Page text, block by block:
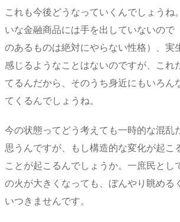
これも今後どうなっていくんでしょうね
いな金融商品には手を出していないの
のあるものは絶対にやらない性格）、実
感じるようなことはないのですが、これ
てるんだから、そのうち身近にもいろん
てくるんでしょうね。
今の状態ってどう考えても一時的な混乱
思うんですが、もし構造的な変化が起こ
ことが起こるんでしょうか。一庶民とし
の火が大きくなっても、ぼんやり眺める
いつきませんです。